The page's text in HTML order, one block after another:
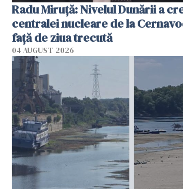
Radu Miruţă: Nivelul Dunării a
centralei nucleare de la
faţă de ziua trecută
04 AUGUST 2026